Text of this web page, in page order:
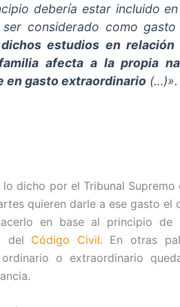
debería estar incluido
considerado como gasto
estudios en
afecta a la propia
en gasto extraordinario (…)».
dicho por el Tribunal Supremo
quieren darle a ese gasto el
en base al principio de
del Código Civil. En otras
o extraordinario